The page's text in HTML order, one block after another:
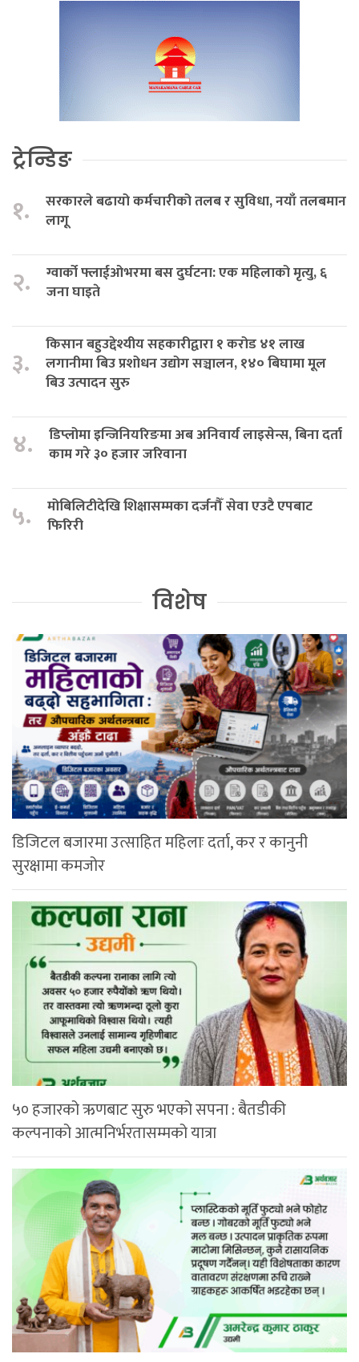
ट्रेन्डिङ
१.
सरकारले बढायो कर्मचारीको तलब र सुविधा, नयाँ तलबमान
लागू
२.
ग्वार्को फ्लाईओभरमा बस दुर्घटना: एक महिलाको मृत्यु, ६
जना घाइते
३.
किसान बहुउद्देश्यीय सहकारीद्वारा १ करोड ४१ लाख
लगानीमा बिउ प्रशोधन उद्योग सञ्चालन, १४० बिघामा मूल
बिउ उत्पादन सुरु
४.
डिप्लोमा इन्जिनियरिङमा अब अनिवार्य लाइसेन्स, बिना दर्ता
काम गरे ३० हजार जरिवाना
५.
मोबिलिटीदेखि शिक्षासम्मका दर्जनौँ सेवा एउटै एपबाट
फिरिरी
विशेष
डिजिटल बजारमा उत्साहित महिलाः दर्ता, कर र कानुनी
सुरक्षामा कमजोर
५० हजारको ऋणबाट सुरु भएको सपना : बैतडीकी
कल्पनाको आत्मनिर्भरतासम्मको यात्रा